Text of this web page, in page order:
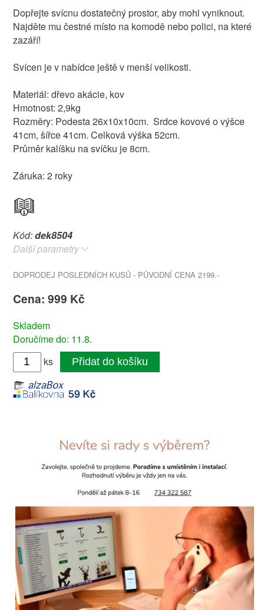
Dopřejte svícnu dostatečný prostor, aby mohl vyniknout.
Najděte mu čestné místo na komodě nebo polici, na které
zazáří!
Svícen je v nabídce ještě v menší velikosti.
Materiál: dřevo akácie, kov
Hmotnost: 2,9kg
Rozměry: Podesta 26x10x10cm. Srdce kovové o výšce
41cm, šířce 41cm. Celková výška 52cm.
Průměr kalíšku na svíčku je 8cm.
Záruka: 2 roky
Kód:dek8504
Další parametry
DOPRODEJ POSLEDNÍCH KUSŮ - PŮVODNÍ CENA 2199.-
Cena: 999 Kč
Skladem
Doručíme do: 11.8.
ks
Přidat do košíku